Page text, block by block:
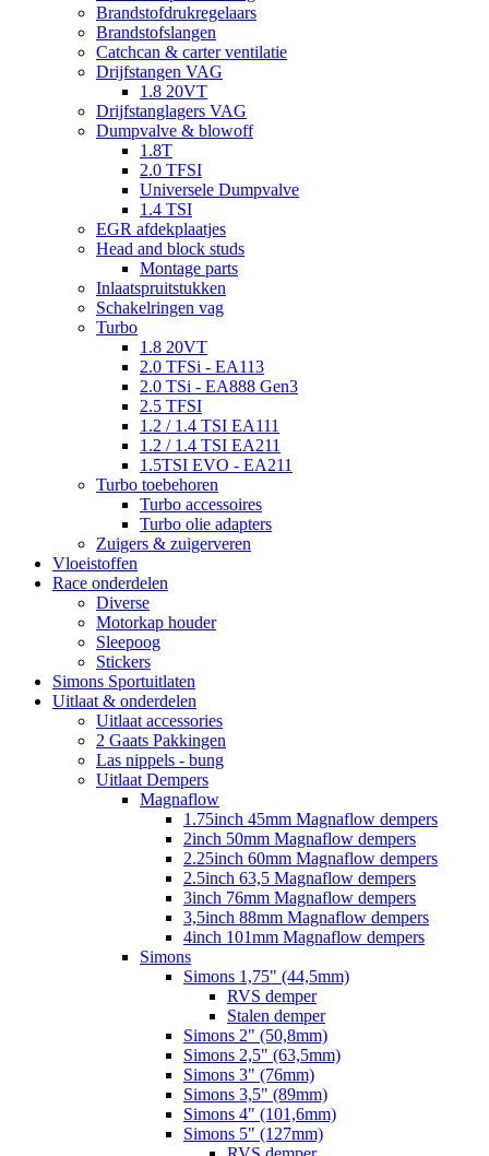
Brandstofdrukregelaars
Brandstofslangen
Catchcan & carter ventilatie
Drijfstangen VAG
1.8 20VT
Drijfstanglagers VAG
Dumpvalve & blowoff
1.8T
2.0 TFSI
Universele Dumpvalve
1.4 TSI
EGR afdekplaatjes
Head and block studs
Montage parts
Inlaatspruitstukken
Schakelringen vag
Turbo
1.8 20VT
2.0 TFSi - EA113
2.0 TSi - EA888 Gen3
2.5 TFSI
1.2 / 1.4 TSI EA111
1.2 / 1.4 TSI EA211
1.5TSI EVO - EA211
Turbo toebehoren
Turbo accessoires
Turbo olie adapters
Zuigers & zuigerveren
Vloeistoffen
Race onderdelen
Diverse
Motorkap houder
Sleepoog
Stickers
Simons Sportuitlaten
Uitlaat & onderdelen
Uitlaat accessories
2 Gaats Pakkingen
Las nippels - bung
Uitlaat Dempers
Magnaflow
1.75inch 45mm Magnaflow dempers
2inch 50mm Magnaflow dempers
2.25inch 60mm Magnaflow dempers
2.5inch 63,5 Magnaflow dempers
3inch 76mm Magnaflow dempers
3,5inch 88mm Magnaflow dempers
4inch 101mm Magnaflow dempers
Simons
Simons 1,75" (44,5mm)
RVS demper
Stalen demper
Simons 2" (50,8mm)
Simons 2,5" (63,5mm)
Simons 3" (76mm)
Simons 3,5" (89mm)
Simons 4" (101,6mm)
Simons 5" (127mm)